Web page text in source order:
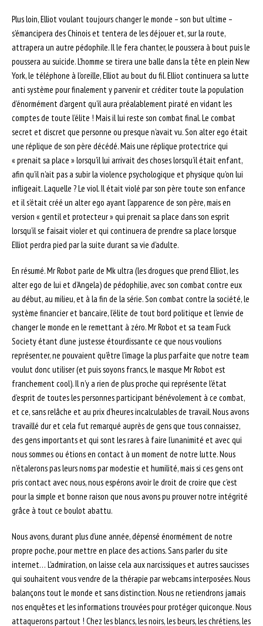
Plus loin, Elliot voulant toujours changer le monde – son but ultime –
s’émancipera des Chinois et tentera de les déjouer et, sur la route,
attrapera un autre pédophile. Il le fera chanter, le poussera à bout puis le
poussera au suicide. L’homme se tirera une balle dans la tête en plein New
York, le téléphone à l’oreille, Elliot au bout du fil. Elliot continuera sa lutte
anti système pour finalement y parvenir et créditer toute la population
d’énormément d’argent qu’il aura préalablement piraté en vidant les
comptes de toute l’élite ! Mais il lui reste son combat final. Le combat
secret et discret que personne ou presque n’avait vu. Son alter ego était
une réplique de son père décédé. Mais une réplique protectrice qui
« prenait sa place » lorsqu’il lui arrivait des choses lorsqu’il était enfant,
afin qu’il n’ait pas a subir la violence psychologique et physique qu’on lui
infligeait. Laquelle ? Le viol. Il était violé par son père toute son enfance
et il s’était créé un alter ego ayant l’apparence de son père, mais en
version « gentil et protecteur » qui prenait sa place dans son esprit
lorsqu’il se faisait violer et qui continuera de prendre sa place lorsque
Elliot perdra pied par la suite durant sa vie d’adulte.
En résumé. Mr Robot parle de Mk ultra (les drogues que prend Elliot, les
alter ego de lui et d’Angela) de pédophilie, avec son combat contre eux
au début, au milieu, et à la fin de la série. Son combat contre la société, le
système financier et bancaire, l’élite de tout bord politique et l’envie de
changer le monde en le remettant à zéro. Mr Robot et sa team Fuck
Society étant d’une justesse étourdissante ce que nous voulions
représenter, ne pouvaient qu’être l’image la plus parfaite que notre team
voulut donc utiliser (et puis soyons francs, le masque Mr Robot est
franchement cool). Il n’y a rien de plus proche qui représente l’état
d’esprit de toutes les personnes participant bénévolement à ce combat,
et ce, sans relâche et au prix d’heures incalculables de travail. Nous avons
travaillé dur et cela fut remarqué auprès de gens que tous connaissez,
des gens importants et qui sont les rares à faire l’unanimité et avec qui
nous sommes ou étions en contact à un moment de notre lutte. Nous
n’étalerons pas leurs noms par modestie et humilité, mais si ces gens ont
pris contact avec nous, nous espérons avoir le droit de croire que c’est
pour la simple et bonne raison que nous avons pu prouver notre intégrité
grâce à tout ce boulot abattu.
Nous avons, durant plus d’une année, dépensé énormément de notre
propre poche, pour mettre en place des actions. Sans parler du site
internet… L’admiration, on laisse cela aux narcissiques et autres saucisses
qui souhaitent vous vendre de la thérapie par webcams interposées. Nous
balançons tout le monde et sans distinction. Nous ne retiendrons jamais
nos enquêtes et les informations trouvées pour protéger quiconque. Nous
attaquerons partout ! Chez les blancs, les noirs, les beurs, les chrétiens, les